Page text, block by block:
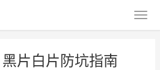
片白片防坑指南